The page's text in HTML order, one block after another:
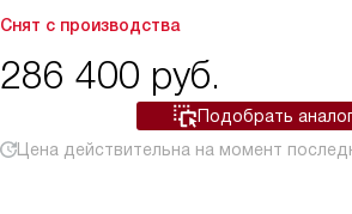
Снят с производства
286 400 руб.
Подобрать
Цена действительна на момент